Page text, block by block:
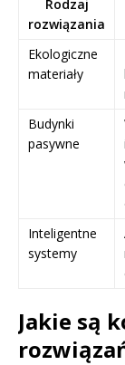
Rodzaj
rozwiązania
Ekologiczne
materiały
Budynki
pasywne
Inteligentne
systemy
Jakie są